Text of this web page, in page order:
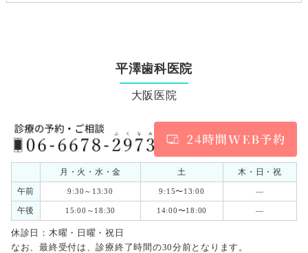
平澤歯科医院
大阪医院
月・火・水・金 土
木・日・祝
午前
9:30～13:30 9:15〜13:00 ―
午後 15:00～18:30 14:00〜18:00 ―
休診日：木曜・日曜・祝日
なお、最終受付は、診療終了時間の30分前となります。